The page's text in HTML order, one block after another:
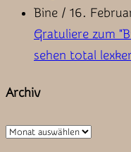
Bine / 16.
Gratuliere zum
sehen total
Archiv
Archiv